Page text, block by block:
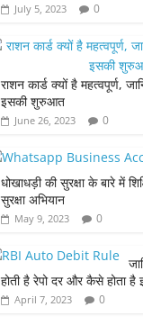
July 5, 2023 0
राशन कार्ड क्यों है महत्वपूर्ण,
इसकी शुरुआत
June 26, 2023 0
धोखाधड़ी की सुरक्षा के बारे में
सुरक्षा अभियान
May 9, 2023 0
होती है रेपो दर और कैसे होता
April 7, 2023 0